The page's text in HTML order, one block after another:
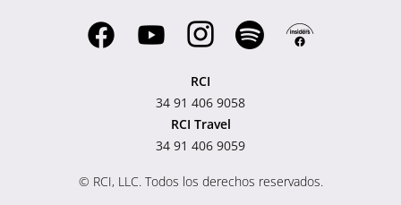
RCI
34 91 406 9058
RCI Travel
34 91 406 9059
© RCI, LLC. Todos los derechos reservados.